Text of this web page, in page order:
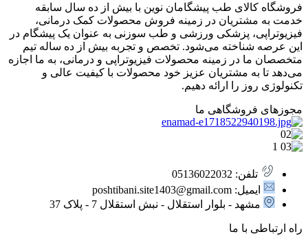
فروشگاه کالای طب پیشگامان نوین با بیش از ده سال سابقه
خدمت به مشتریان در زمینه فروش محصولات کمک درمانی،
فیزیوتراپی، پزشکی ورزشی و طب سوزنی به عنوان یک پیشگام در
این عرصه شناخته می‌شود. تخصص و تجربه بیش از ده ساله تیم
متخصصان ما در زمینه محصولات فیزیوتراپی و درمانی، به ما اجازه
می‌دهد تا به مشتریان عزیز خود محصولات با کیفیت عالی و
تکنولوژی روز را ارائه دهیم.
مجوزهای فروشگاهی ما
تلفن: 05136022032
ایمیل: poshtibani.site1403@gmail.com
مشهد - بلوار استقلال - نبش استقلال 7 - پلاک 37
راه ارتباطی با ما